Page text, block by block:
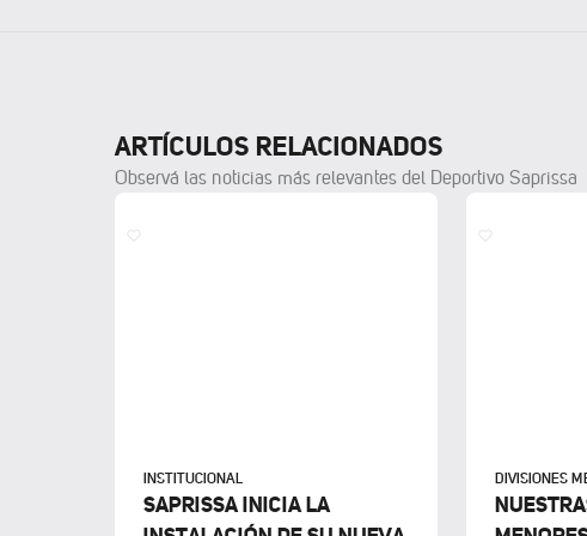
ARTÍCULOS RELACIONADOS
Observá las noticias más relevantes del Deportivo Saprissa
INSTITUCIONAL
SAPRISSA INICIA LA
DIVISIONES